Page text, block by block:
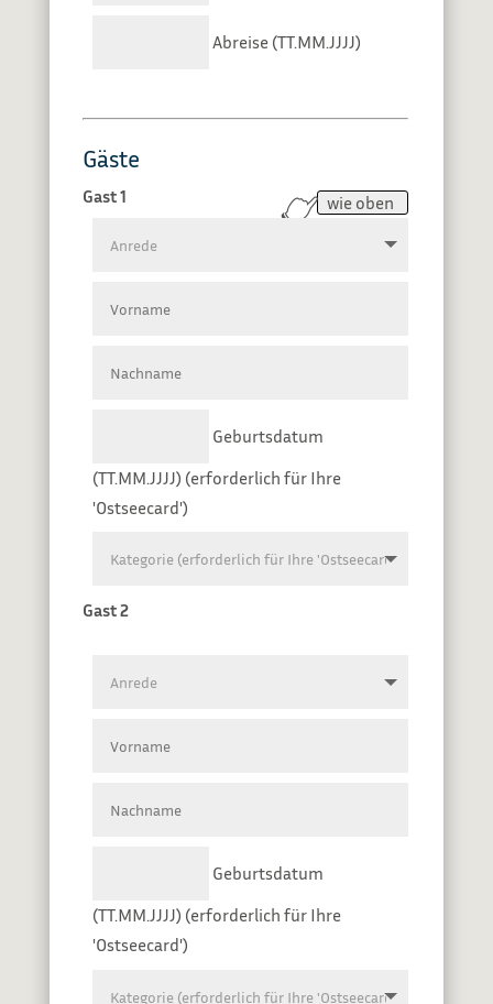
Abreise (TT.MM.JJJJ)
Gäste
Gast 1 👈wie oben
Geburtsdatum
(TT.MM.JJJJ) (erforderlich für Ihre
'Ostseecard')
Gast 2
Geburtsdatum
(TT.MM.JJJJ) (erforderlich für Ihre
'Ostseecard')